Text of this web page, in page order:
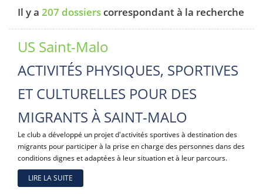
Il y a 207 dossierscorrespondant à la recherche
US Saint-Malo
ACTIVITÉS PHYSIQUES, SPORTIVES
ET CULTURELLES POUR DES
MIGRANTS À SAINT-MALO
Le club a développé un projet d'activités sportives à destination des
migrants pour participer à la prise en charge des personnes dans des
conditions dignes et adaptées à leur situation et à leur parcours.
LIRE LA SUITE